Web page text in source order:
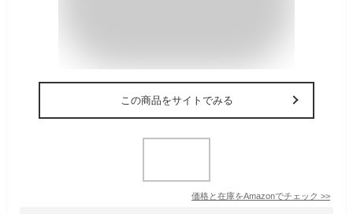
この商品をサイトでみる
価格と在庫をAmazonでチェック >>